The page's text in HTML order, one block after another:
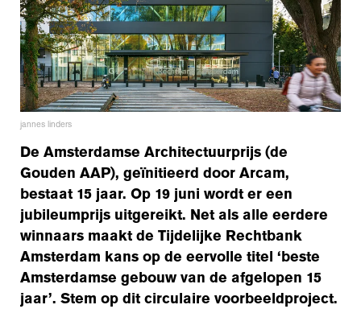
linkedininstagram cookiesnl | en
jannes linders
De Amsterdamse Architectuurprijs (de
Gouden AAP), geïnitieerd door Arcam,
bestaat 15 jaar. Op 19 juni wordt er een
jubileumprijs uitgereikt. Net als alle eerdere
winnaars maakt de Tijdelijke Rechtbank
Amsterdam kans op de eervolle titel ‘beste
Amsterdamse gebouw van de afgelopen 15
jaar’. Stem op dit circulaire voorbeeldproject.